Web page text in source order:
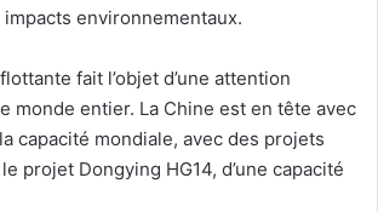
environnementaux.
fait l’objet d’une attention
monde entier. La Chine est en tête avec
capacité mondiale, avec des projets
projet Dongying HG14, d’une capacité